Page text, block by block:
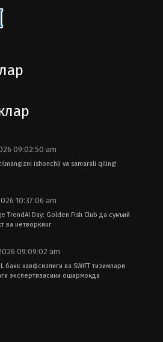
09:02:50 am
ishonchli va samarali qiling!
10:37:06 am
TrendAI Day: Golden Fish Club да сунъий
ва нетворкинг
09:09:02 am
банк хавфсизлиги ва SWIFT тизимлари
экспертизасини оширмоқда